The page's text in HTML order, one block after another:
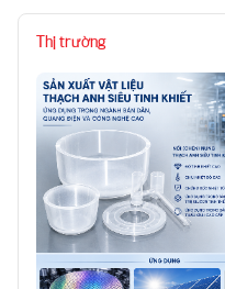
Thị trường